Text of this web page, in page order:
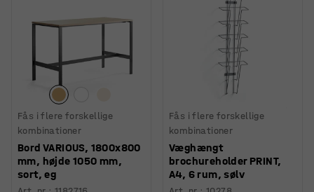
Fås i flere forskellige
kombinationer
Bord VARIOUS, 1800x800
mm, højde 1050 mm,
sort, eg
Fås i flere forskellige
kombinationer
Væghængt
brochureholder PRINT,
A4, 6 rum, sølv